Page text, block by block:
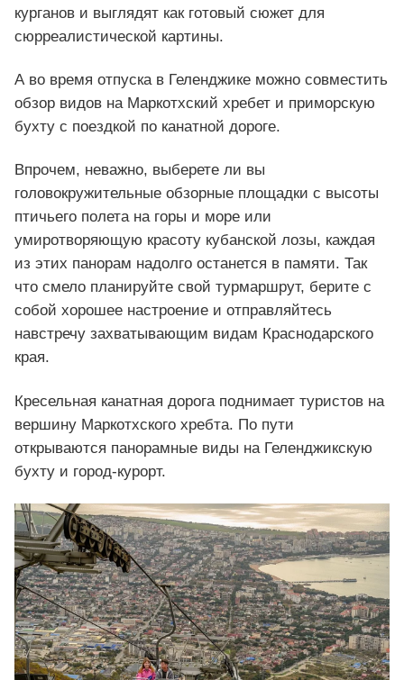
курганов и выглядят как готовый сюжет для
сюрреалистической картины.
А во время отпуска в Геленджике можно совместить
обзор видов на Маркотхский хребет и приморскую
бухту с поездкой по канатной дороге.
Впрочем, неважно, выберете ли вы
головокружительные обзорные площадки с высоты
птичьего полета на горы и море или
умиротворяющую красоту кубанской лозы, каждая
из этих панорам надолго останется в памяти. Так
что смело планируйте свой турмаршрут, берите с
собой хорошее настроение и отправляйтесь
навстречу захватывающим видам Краснодарского
края.
Кресельная канатная дорога поднимает туристов на
вершину Маркотхского хребта. По пути
открываются панорамные виды на Геленджикскую
бухту и город-курорт.